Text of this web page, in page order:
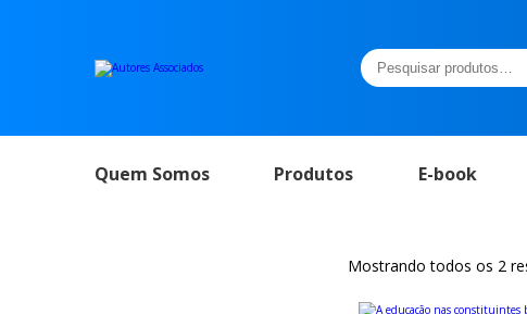
Pesquisar
por:
Quem Somos Produtos E-book
Mostrando todos os 2